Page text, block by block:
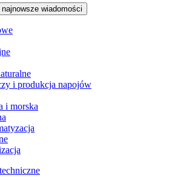
wiadomości
i produkcja napojów
i morska